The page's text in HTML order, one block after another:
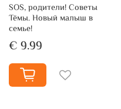
SOS, родители! Советы
Тёмы. Новый малыш в
семье!
€ 9.99